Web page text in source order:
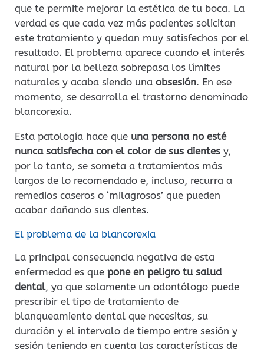
que te permite mejorar la estética de tu boca. La
verdad es que cada vez más pacientes solicitan
este tratamiento y quedan muy satisfechos por el
resultado. El problema aparece cuando el interés
natural por la belleza sobrepasa los límites
naturales y acaba siendo una obsesión. En ese
momento, se desarrolla el trastorno denominado
blancorexia.
Esta patología hace que una persona no esté
nunca satisfecha con el color de sus dientes y,
por lo tanto, se someta a tratamientos más
largos de lo recomendado e, incluso, recurra a
remedios caseros o ‘milagrosos’ que pueden
acabar dañando sus dientes.
El problema de la blancorexia
La principal consecuencia negativa de esta
enfermedad es que pone en peligro tu salud
dental, ya que solamente un odontólogo puede
prescribir el tipo de tratamiento de
blanqueamiento dental que necesitas, su
duración y el intervalo de tiempo entre sesión y
sesión teniendo en cuenta las características de